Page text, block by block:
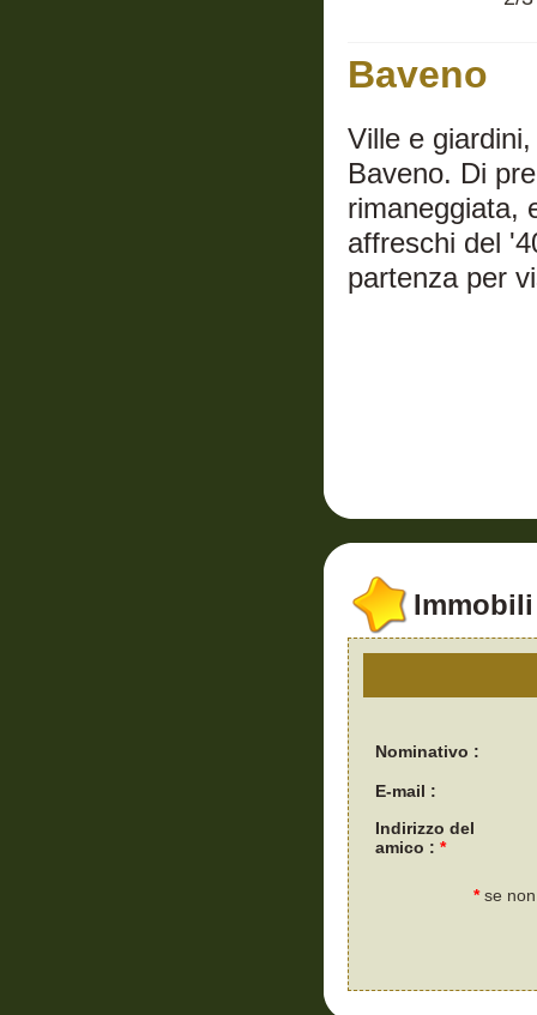
Baveno
Ville e
Baveno. Di
rimaneggiata,
affreschi del
partenza per
Nominativo :
E-mail :
Indirizzo del
amico : *
*se non